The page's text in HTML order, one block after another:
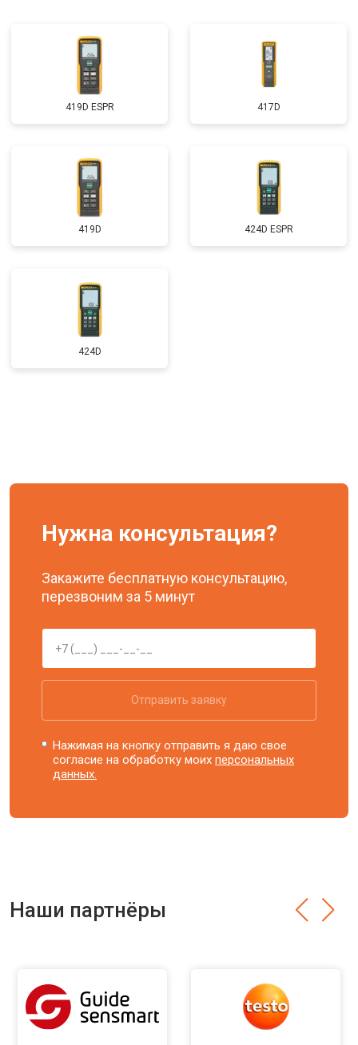
419D ESPR 417D
419D 424D ESPR
424D
Нужна консультация?
Закажите бесплатную консультацию,
перезвоним за 5 минут
Отправить заявку
Нажимая на кнопку отправить я даю свое
согласие на обработку моихперсональных
данных.
Наши партнёры